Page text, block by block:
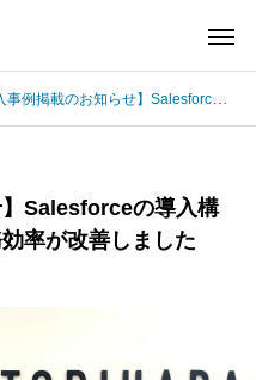
載のお知らせ】Salesforceの導入構築がスムーズで社内の業務効率が改善しました
】Salesforceの導入構
率が改善しました